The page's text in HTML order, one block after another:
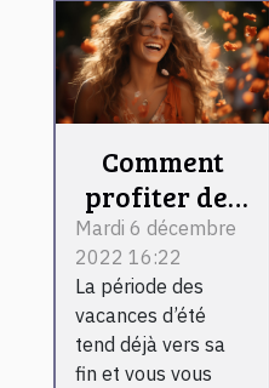
Comment
profiter des
derniers
moments de
l’été ?
Mardi 6 décembre
2022 16:22
La période des
vacances d’été
tend déjà vers sa
fin et vous vous